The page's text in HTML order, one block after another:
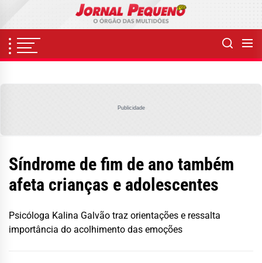
content
Publicidade
Síndrome de fim de ano também
afeta crianças e adolescentes
Psicóloga Kalina Galvão traz orientações e ressalta
importância do acolhimento das emoções